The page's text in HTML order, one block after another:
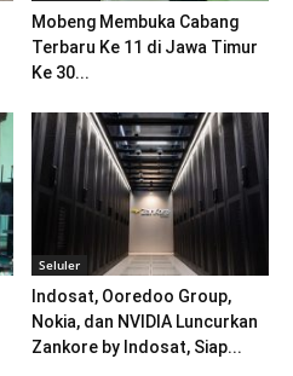
Mobeng Membuka Cabang
Terbaru Ke 11 di Jawa Timur
Ke 30...
Seluler
Indosat, Ooredoo Group,
Nokia, dan NVIDIA Luncurkan
Zankore by Indosat, Siap...